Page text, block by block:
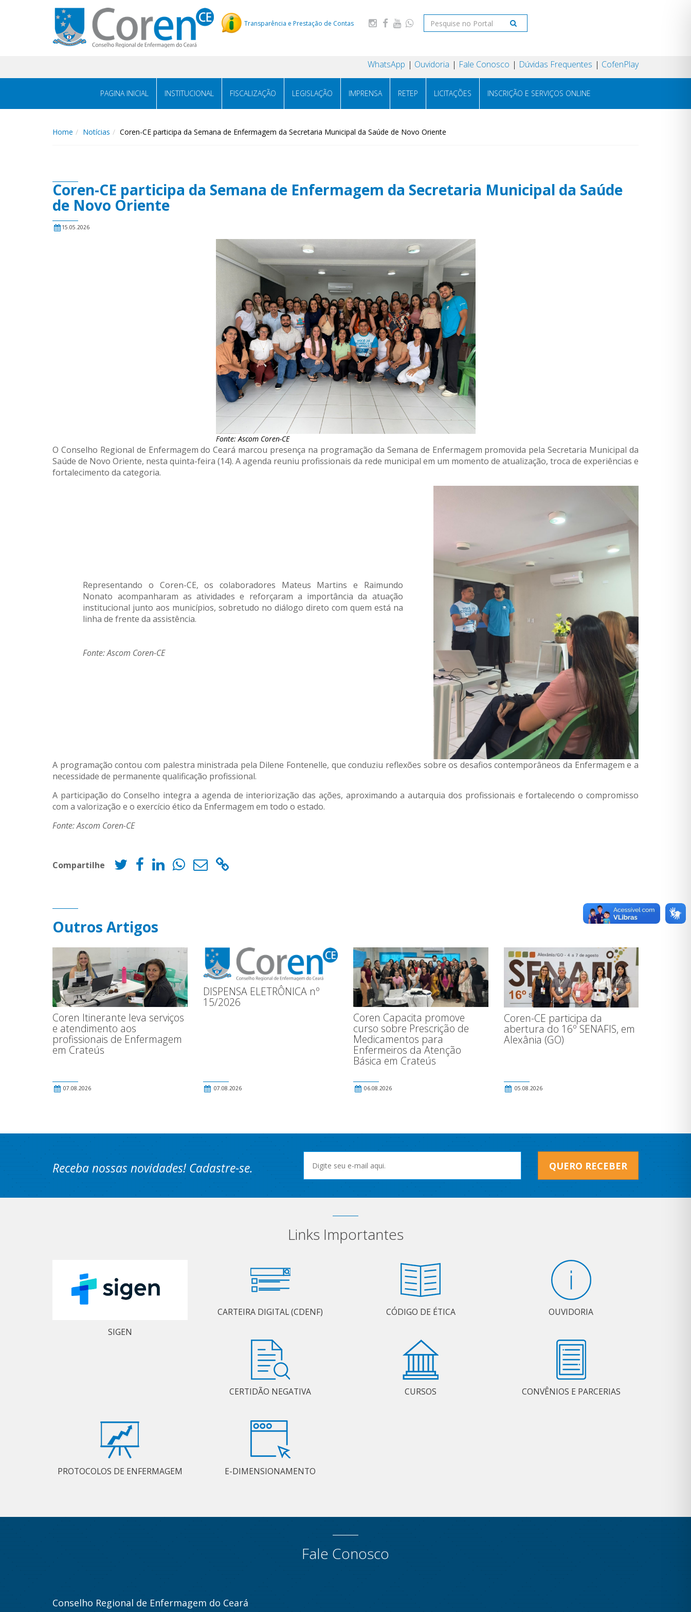
Transparência e Prestação de Contas
WhatsApp Ouvidoria Fale Conosco Dúvidas Frequentes CofenPlay
PAGINA INICIAL INSTITUCIONAL FISCALIZAÇÃO LEGISLAÇÃO IMPRENSA RETEP LICITAÇÕES INSCRIÇÃO E SERVIÇOS ONLINE
Home Notícias Coren-CE participa da Semana de Enfermagem da Secretaria Municipal da Saúde de Novo Oriente
Coren-CE participa da Semana de Enfermagem da Secretaria Municipal da Saúde
de Novo Oriente
15.05.2026
Fonte: Ascom Coren-CE
O Conselho Regional de Enfermagem do Ceará marcou presença na programação da Semana de Enfermagem promovida pela Secretaria Municipal da
Saúde de Novo Oriente, nesta quinta-feira (14). A agenda reuniu profissionais da rede municipal em um momento de atualização, troca de experiências e
fortalecimento da categoria.
Representando o Coren-CE, os colaboradores Mateus Martins e Raimundo
Nonato acompanharam as atividades e reforçaram a importância da atuação
institucional junto aos municípios, sobretudo no diálogo direto com quem está na
linha de frente da assistência.
Fonte: Ascom Coren-CE
A programação contou com palestra ministrada pela Dilene Fontenelle, que conduziu reflexões sobre os desafios contemporâneos da Enfermagem e a
necessidade de permanente qualificação profissional.
A participação do Conselho integra a agenda de interiorização das ações, aproximando a autarquia dos profissionais e fortalecendo o compromisso
com a valorização e o exercício ético da Enfermagem em todo o estado.
Fonte: Ascom Coren-CE
Compartilhe
Outros Artigos
Coren Itinerante leva serviços
e atendimento aos
profissionais de Enfermagem
em Crateús
07.08.2026
DISPENSA ELETRÔNICA nº
15/2026
07.08.2026
Coren Capacita promove
curso sobre Prescrição de
Medicamentos para
Enfermeiros da Atenção
Básica em Crateús
06.08.2026
Coren-CE participa da
abertura do 16º SENAFIS, em
Alexânia (GO)
05.08.2026
Receba nossas novidades! Cadastre-se. QUERO RECEBER
Links Importantes
SIGEN
CARTEIRA DIGITAL (CDENF) CÓDIGO DE ÉTICA OUVIDORIA
CERTIDÃO NEGATIVA CURSOS CONVÊNIOS E PARCERIAS
PROTOCOLOS DE ENFERMAGEM E-DIMENSIONAMENTO
Fale Conosco
Conselho Regional de Enfermagem do Ceará